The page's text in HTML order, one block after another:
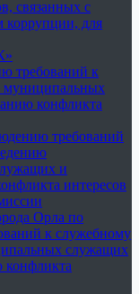
связанных с
коррупции, для
требований к
муниципальных
конфликта
требований
и
интересов
Орла по
к служебному
служащих
конфликта